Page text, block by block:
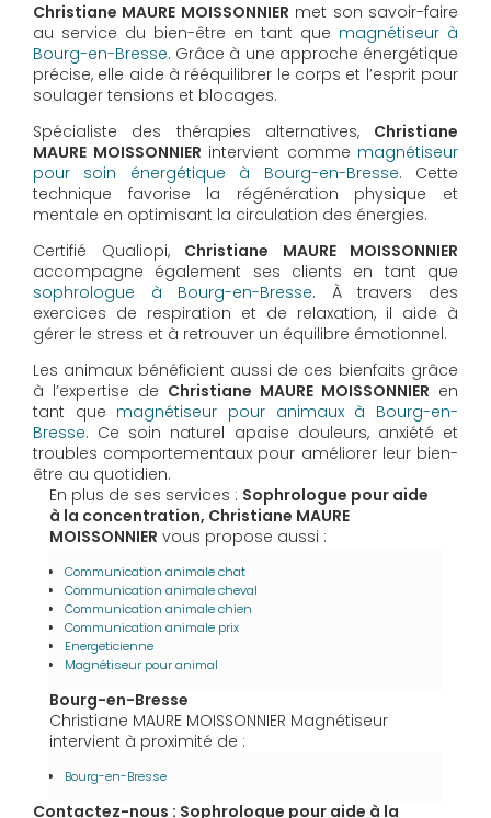
Christiane MAURE MOISSONNIER met son savoir-faire
au service du bien-être en tant que magnétiseur à
Bourg-en-Bresse. Grâce à une approche énergétique
précise, elle aide à rééquilibrer le corps et l’esprit pour
soulager tensions et blocages.
Spécialiste des thérapies alternatives, Christiane
MAURE MOISSONNIER intervient comme magnétiseur
pour soin énergétique à Bourg-en-Bresse. Cette
technique favorise la régénération physique et
mentale en optimisant la circulation des énergies.
Certifié Qualiopi, Christiane MAURE MOISSONNIER
accompagne également ses clients en tant que
sophrologue à Bourg-en-Bresse. À travers des
exercices de respiration et de relaxation, il aide à
gérer le stress et à retrouver un équilibre émotionnel.
Les animaux bénéficient aussi de ces bienfaits grâce
à l’expertise de Christiane MAURE MOISSONNIER en
tant que magnétiseur pour animaux à Bourg-en-
Bresse. Ce soin naturel apaise douleurs, anxiété et
troubles comportementaux pour améliorer leur bien-
être au quotidien.
En plus de ses services : Sophrologue pour aide
à la concentration, Christiane MAURE
MOISSONNIER vous propose aussi :
Communication animale chat
Communication animale cheval
Communication animale chien
Communication animale prix
Energeticienne
Magnétiseur pour animal
Bourg-en-Bresse
Christiane MAURE MOISSONNIER Magnétiseur
intervient à proximité de :
Bourg-en-Bresse
Contactez-nous : Sophrologue pour aide à la